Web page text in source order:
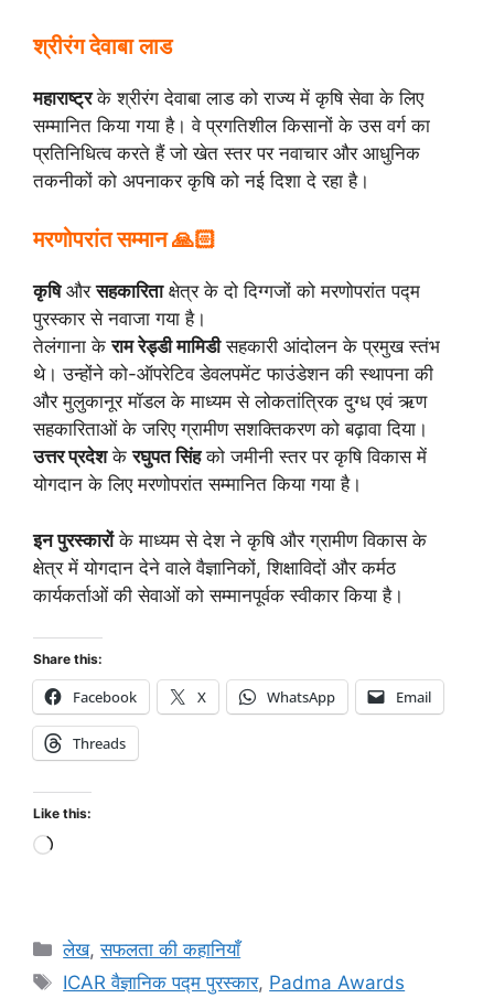
श्रीरंग देवाबा लाड
महाराष्ट्रके श्रीरंग देवाबा लाड को राज्य में कृषि सेवा के लिए
सम्मानित किया गया है। वे प्रगतिशील किसानों के उस वर्ग का
प्रतिनिधित्व करते हैं जो खेत स्तर पर नवाचार और आधुनिक
तकनीकों को अपनाकर कृषि को नई दिशा दे रहा है।
मरणोपरांत सम्मान 🙏🏻
कृषिऔरसहकारिताक्षेत्र के दो दिग्गजों को मरणोपरांत पद्म
पुरस्कार से नवाजा गया है।
तेलंगाना केराम रेड्डी मामिडीसहकारी आंदोलन के प्रमुख स्तंभ
थे। उन्होंने को-ऑपरेटिव डेवलपमेंट फाउंडेशन की स्थापना की
और मुलुकानूर मॉडल के माध्यम से लोकतांत्रिक दुग्ध एवं ऋण
सहकारिताओं के जरिए ग्रामीण सशक्तिकरण को बढ़ावा दिया।
उत्तर प्रदेशकेरघुपत सिंहको जमीनी स्तर पर कृषि विकास में
योगदान के लिए मरणोपरांत सम्मानित किया गया है।
इन पुरस्कारोंके माध्यम से देश ने कृषि और ग्रामीण विकास के
क्षेत्र में योगदान देने वाले वैज्ञानिकों, शिक्षाविदों और कर्मठ
कार्यकर्ताओं की सेवाओं को सम्मानपूर्वक स्वीकार किया है।
Share this:
Facebook X WhatsApp Email
Threads
Like this:
लेख,सफलता की कहानियाँ
ICAR वैज्ञानिक पद्म पुरस्कार, Padma Awards